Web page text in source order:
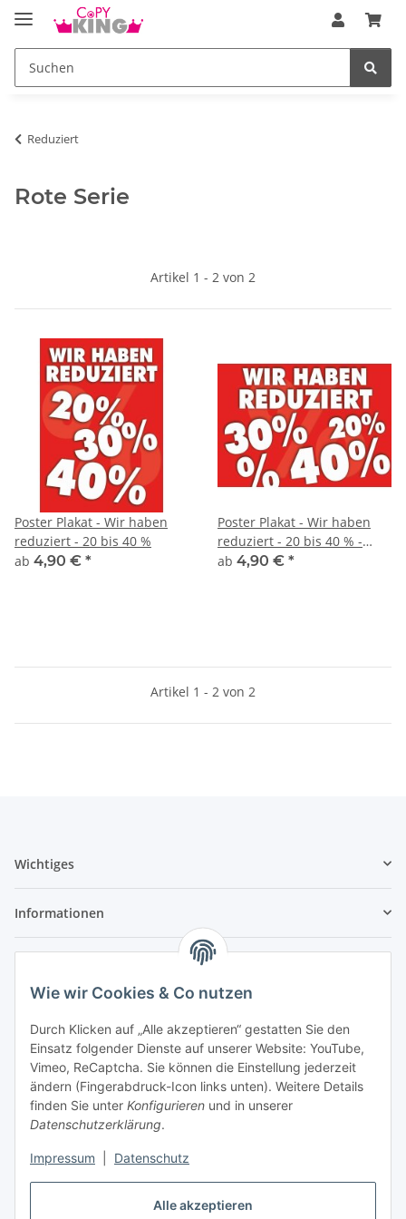
Alle akzeptieren
Wie wir Cookies & Co nutzen
Durch Klicken auf „Alle akzeptieren“ gestatten Sie den
Einsatz folgender Dienste auf unserer Website: YouTube,
Vimeo, ReCaptcha. Sie können die Einstellung jederzeit
ändern (Fingerabdruck-Icon links unten). Weitere Details
finden Sie unter Konfigurieren und in unserer
Datenschutzerklärung.
Impressum Datenschutz
Reduziert
Rote Serie
Artikel 1 - 2 von 2
Poster Plakat - Wir haben
reduziert - 20 bis 40 %
ab 4,90 € *
Poster Plakat - Wir haben
reduziert - 20 bis 40 % -
Querformat
ab 4,90 € *
Artikel 1 - 2 von 2
Wichtiges
Informationen
Alle mit*markierten Felder sind Pflichtfelder.
E-Mail-Adresse
Passwort
Passwort vergessen
Neu hier?